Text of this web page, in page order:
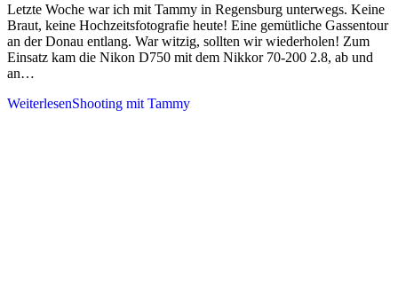
Letzte Woche war ich mit Tammy in Regensburg unterwegs. Keine
Braut, keine Hochzeitsfotografie heute! Eine gemütliche Gassentour
an der Donau entlang. War witzig, sollten wir wiederholen! Zum
Einsatz kam die Nikon D750 mit dem Nikkor 70-200 2.8, ab und
an…
WeiterlesenShooting mit Tammy